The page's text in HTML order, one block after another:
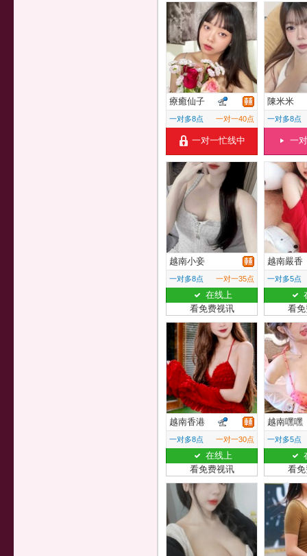
療癒仙子
一对多8点 一对一40点
一对一忙线中
陳米米
一对多8点
一
越南小妾
一对多8点 一对一35点
在线上
看免费视讯
越南嚴香
一对多5点
看
越南香港
一对多8点 一对一30点
在线上
看免费视讯
越南嘿嘿
一对多5点
看